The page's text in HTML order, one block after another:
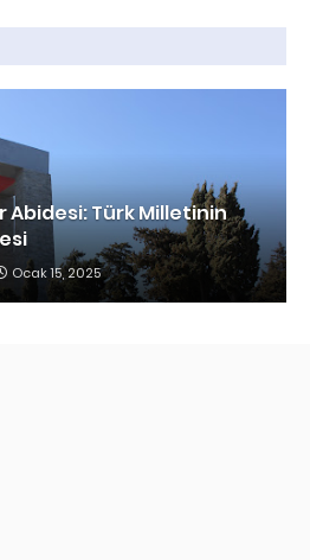
Abidesi: Türk Milletinin
Ocak 15, 2025